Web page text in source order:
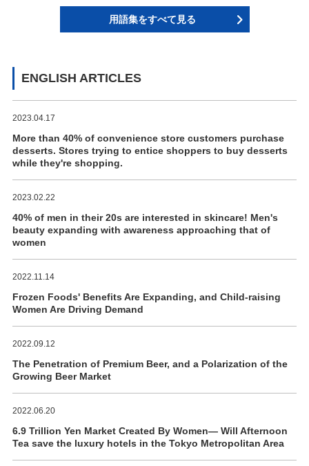
用語集をすべて見る
ENGLISH ARTICLES
2023.04.17
More than 40% of convenience store customers purchase
desserts. Stores trying to entice shoppers to buy desserts
while they're shopping.
2023.02.22
40% of men in their 20s are interested in skincare! Men's
beauty expanding with awareness approaching that of
women
2022.11.14
Frozen Foods' Benefits Are Expanding, and Child-raising
Women Are Driving Demand
2022.09.12
The Penetration of Premium Beer, and a Polarization of the
Growing Beer Market
2022.06.20
6.9 Trillion Yen Market Created By Women― Will Afternoon
Tea save the luxury hotels in the Tokyo Metropolitan Area